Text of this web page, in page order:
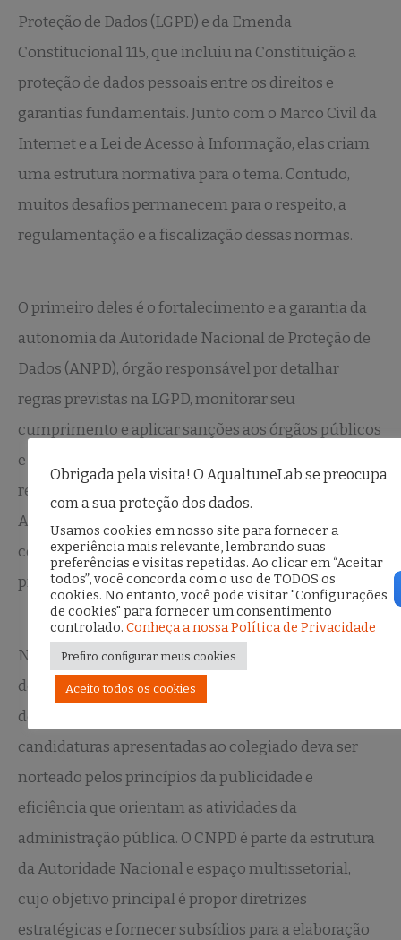
Proteção de Dados (LGPD) e da Emenda
Constitucional 115, que incluiu na Constituição a
proteção de dados pessoais entre os direitos e
garantias fundamentais. Junto com o Marco Civil da
Internet e a Lei de Acesso à Informação, elas criam
uma estrutura normativa para o tema. Contudo,
muitos desafios permanecem para o respeito, a
regulamentação e a fiscalização dessas normas.
O primeiro deles é o fortalecimento e a garantia da
autonomia da Autoridade Nacional de Proteção de
Dados (ANPD), órgão responsável por detalhar
regras previstas na LGPD, monitorar seu
cumprimento e aplicar sanções aos órgãos públicos
e iniciativas privadas de tratamento de dados. A
recente mudança no desenho institucional da
ANPD, prevista na Lei Geral, foi tomada sem debate
com a sociedade, deixando vários problemas que
precisam ser corrigidos.
No que se refere ao Conselho Nacional de Proteção
de Dados e da Privacidade (CNPD), seguimos
defendendo que o processo de análise das
candidaturas apresentadas ao colegiado deva ser
norteado pelos princípios da publicidade e
eficiência que orientam as atividades da
administração pública. O CNPD é parte da estrutura
da Autoridade Nacional e espaço multissetorial,
cujo objetivo principal é propor diretrizes
estratégicas e fornecer subsídios para a elaboração
Obrigada pela visita! O AqualtuneLab se preocupa
com a sua proteção dos dados.
Usamos cookies em nosso site para fornecer a
experiência mais relevante, lembrando suas
preferências e visitas repetidas. Ao clicar em “Aceitar
todos”, você concorda com o uso de TODOS os
cookies. No entanto, você pode visitar "Configurações
de cookies" para fornecer um consentimento
controlado. Conheça a nossa Política de Privacidade
Prefiro configurar meus cookies
Aceito todos os cookies